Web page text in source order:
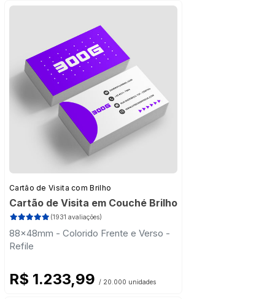
Cartão de Visita com Brilho
Cartão de Visita em Couché Brilho
(1931 avaliações)
88x48mm - Colorido Frente e Verso -
Refile
R$ 1.233,99 / 20.000 unidades